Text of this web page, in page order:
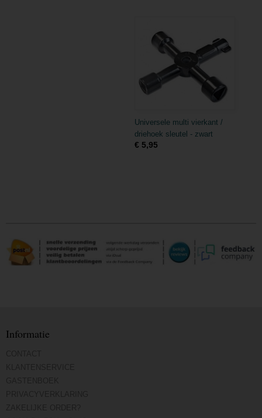
Universele multi vierkant /
driehoek sleutel - zwart
€ 5,95
Informatie